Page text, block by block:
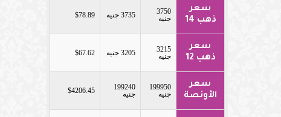
سعر
ذهب 14
3750
جنيه
3735 جنيه $78.89
سعر
ذهب 12
3215
جنيه
3205 جنيه $67.62
سعر
الأونصة
199950
جنيه
199240
جنيه
$4206.45